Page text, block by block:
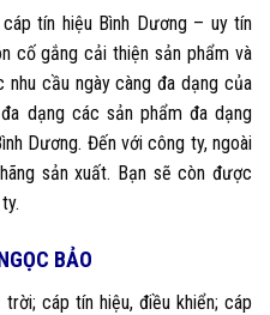
tín hiệu Bình Dương – uy tín
cố gắng cải thiện sản phẩm và
cầu ngày càng đa dạng của
dạng các sản phẩm đa dạng
Dương. Đến với công ty, ngoài
sản xuất. Bạn sẽ còn được
BẢO
cáp tín hiệu, điều khiển; cáp